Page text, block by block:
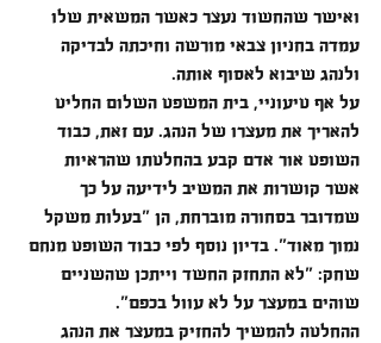
ואישר שהחשוד נעצר כאשר המשאית שלו
עמדה בחניון צבאי מורשה וחיכתה לבדיקה
ולנהג שיבוא לאסוף אותה.
על אף טיעוניי, בית המשפט השלום החליט
להאריך את מעצרו של הנהג. עם זאת, כבוד
השופט אור אדם קבע בהחלטתו שהראיות
אשר קושרות את המשיב לידיעה על כך
שמדובר בסחורה מוברחת, הן "בעלות משקל
נמוך מאוד". בדיון נוסף לפי כבוד השופט מנחם
שחק: "לא התחזק החשד וייתכן שהשניים
שוהים במעצר על לא עוול בכפם".
ההחלטה להמשיך להחזיק במעצר את הנהג